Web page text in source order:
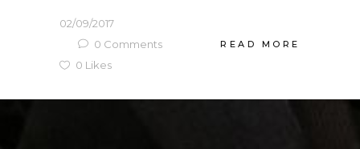
02/09/2017
0 Comments
0 Likes
READ MORE